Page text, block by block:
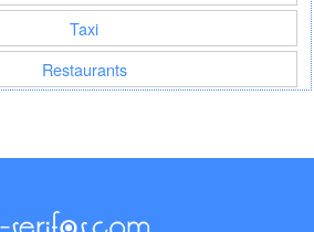
Taxi
Restaurants